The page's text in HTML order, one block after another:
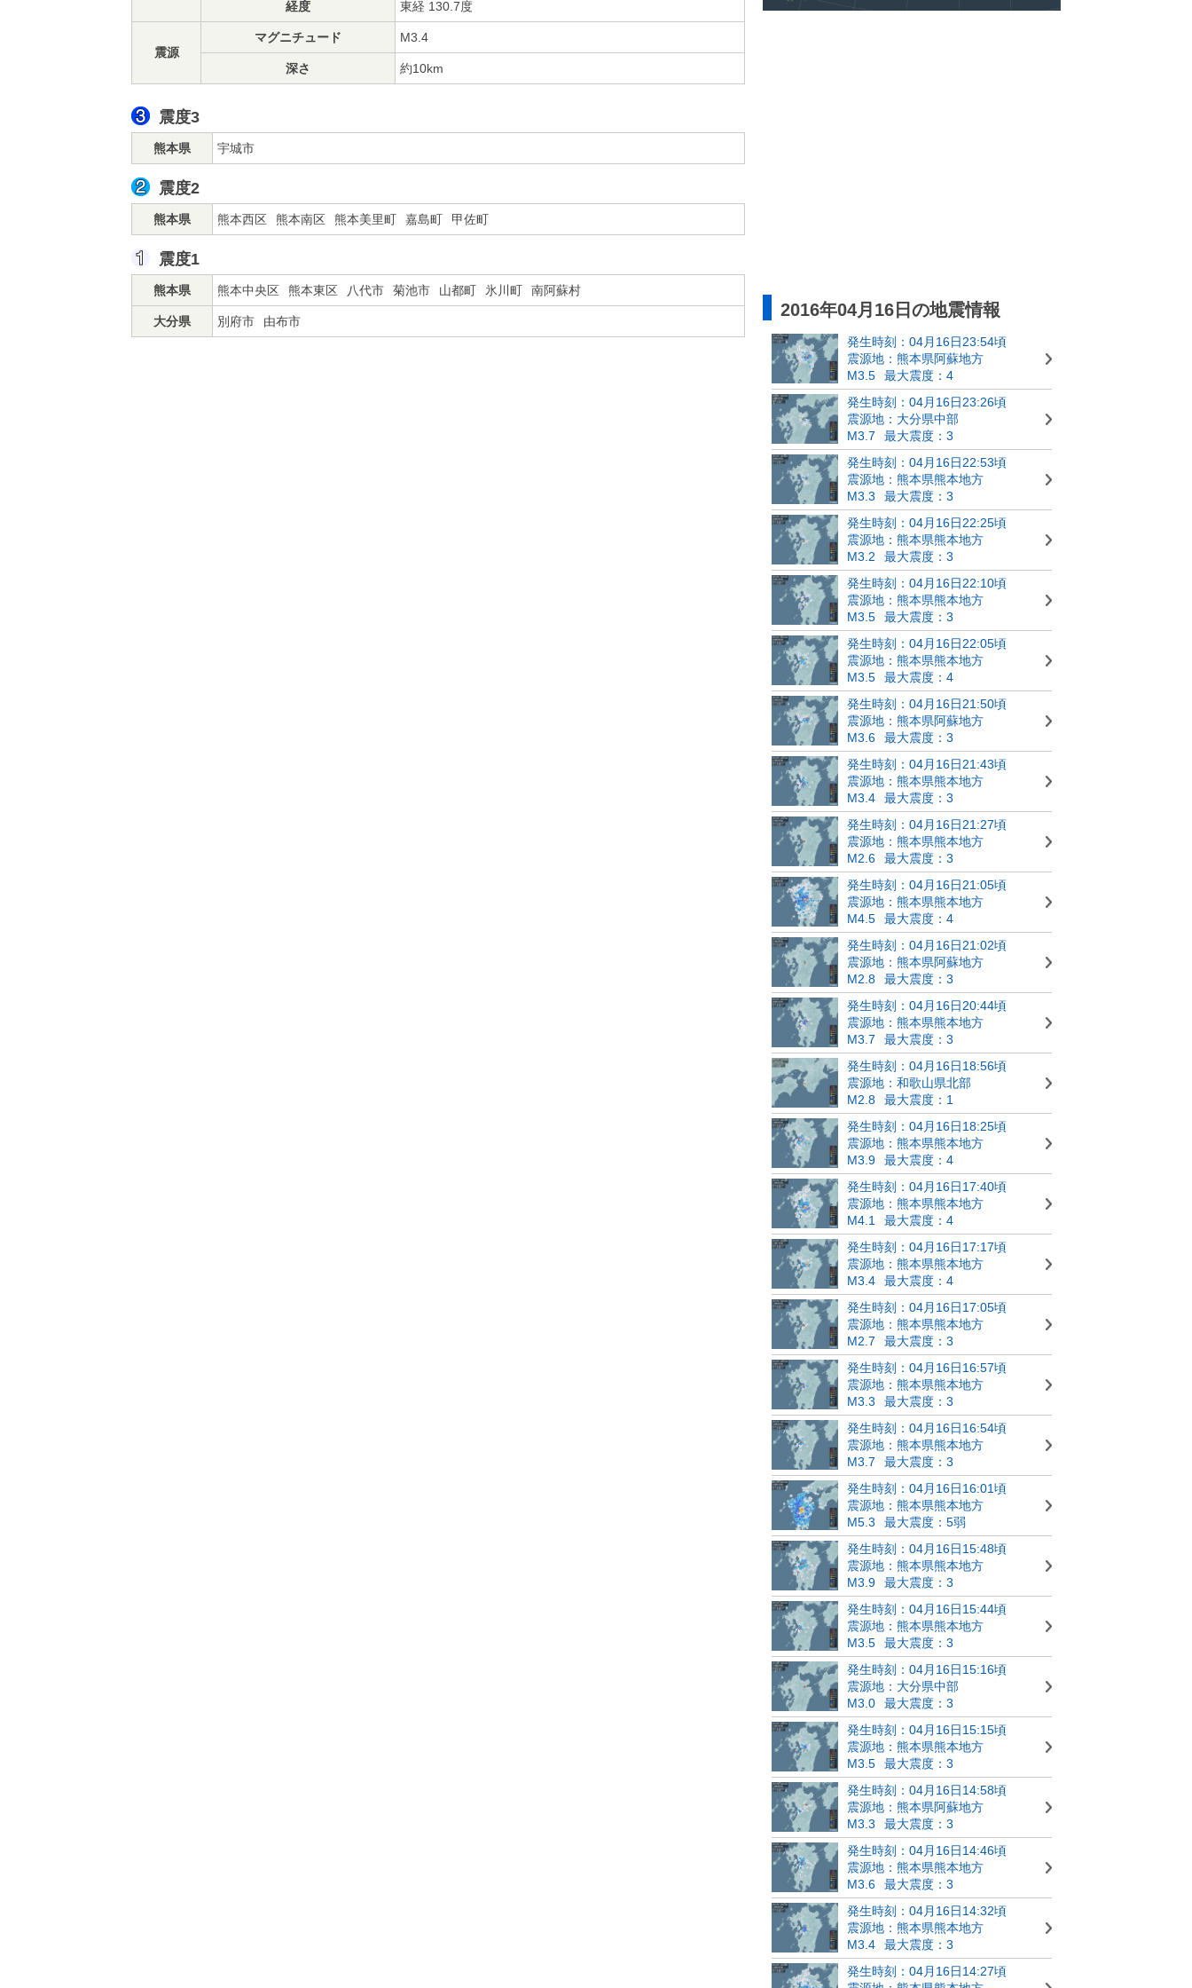
経度 東経 130.7度
震源
マグニチュード M3.4
深さ 約10km
震度3
熊本県 宇城市
震度2
熊本県 熊本西区 熊本南区 熊本美里町 嘉島町 甲佐町
震度1
熊本県 熊本中央区 熊本東区 八代市 菊池市 山都町 氷川町 南阿蘇村
大分県 別府市 由布市
2016年04月16日の地震情報
発生時刻：04月16日23:54頃
震源地：熊本県阿蘇地方
M3.5
最大震度：4
発生時刻：04月16日23:26頃
震源地：大分県中部
M3.7
最大震度：3
発生時刻：04月16日22:53頃
震源地：熊本県熊本地方
M3.3
最大震度：3
発生時刻：04月16日22:25頃
震源地：熊本県熊本地方
M3.2
最大震度：3
発生時刻：04月16日22:10頃
震源地：熊本県熊本地方
M3.5
最大震度：3
発生時刻：04月16日22:05頃
震源地：熊本県熊本地方
M3.5
最大震度：4
発生時刻：04月16日21:50頃
震源地：熊本県阿蘇地方
M3.6
最大震度：3
発生時刻：04月16日21:43頃
震源地：熊本県熊本地方
M3.4
最大震度：3
発生時刻：04月16日21:27頃
震源地：熊本県熊本地方
M2.6
最大震度：3
発生時刻：04月16日21:05頃
震源地：熊本県熊本地方
M4.5
最大震度：4
発生時刻：04月16日21:02頃
震源地：熊本県阿蘇地方
M2.8
最大震度：3
発生時刻：04月16日20:44頃
震源地：熊本県熊本地方
M3.7
最大震度：3
発生時刻：04月16日18:56頃
震源地：和歌山県北部
M2.8
最大震度：1
発生時刻：04月16日18:25頃
震源地：熊本県熊本地方
M3.9
最大震度：4
発生時刻：04月16日17:40頃
震源地：熊本県熊本地方
M4.1
最大震度：4
発生時刻：04月16日17:17頃
震源地：熊本県熊本地方
M3.4
最大震度：4
発生時刻：04月16日17:05頃
震源地：熊本県熊本地方
M2.7
最大震度：3
発生時刻：04月16日16:57頃
震源地：熊本県熊本地方
M3.3
最大震度：3
発生時刻：04月16日16:54頃
震源地：熊本県熊本地方
M3.7
最大震度：3
発生時刻：04月16日16:01頃
震源地：熊本県熊本地方
M5.3
最大震度：5弱
発生時刻：04月16日15:48頃
震源地：熊本県熊本地方
M3.9
最大震度：3
発生時刻：04月16日15:44頃
震源地：熊本県熊本地方
M3.5
最大震度：3
発生時刻：04月16日15:16頃
震源地：大分県中部
M3.0
最大震度：3
発生時刻：04月16日15:15頃
震源地：熊本県熊本地方
M3.5
最大震度：3
発生時刻：04月16日14:58頃
震源地：熊本県阿蘇地方
M3.3
最大震度：3
発生時刻：04月16日14:46頃
震源地：熊本県熊本地方
M3.6
最大震度：3
発生時刻：04月16日14:32頃
震源地：熊本県熊本地方
M3.4
最大震度：3
発生時刻：04月16日14:27頃